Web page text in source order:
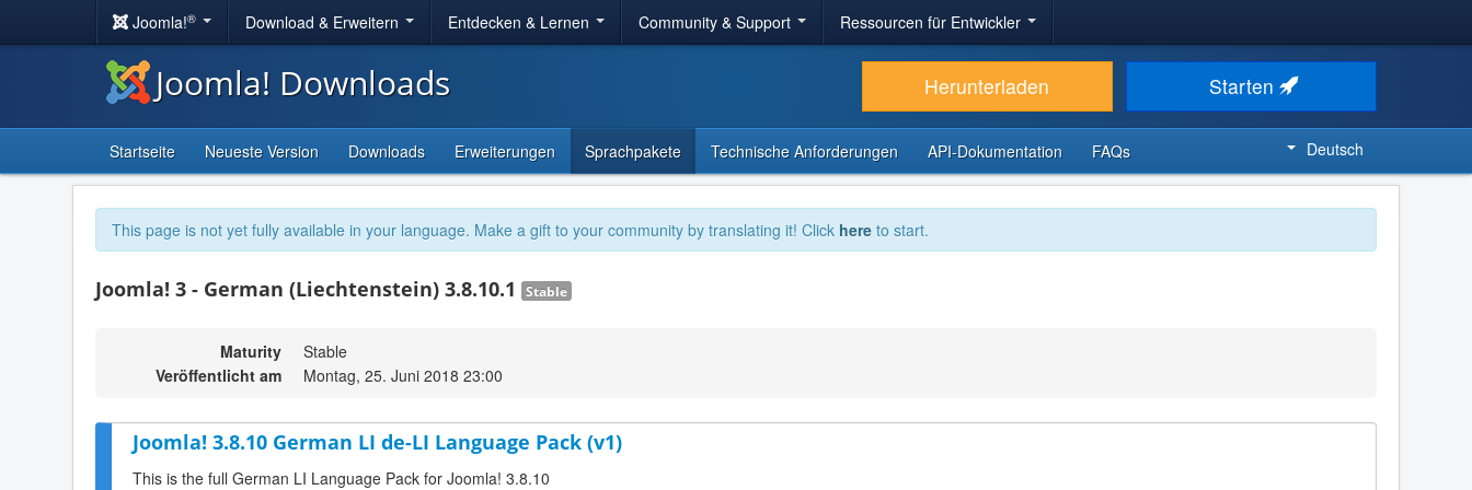
Joomla!® Download & Erweitern Entdecken & Lernen Community & Support Ressourcen für Entwickler
Joomla! Downloads Herunterladen Starten
Startseite Neueste Version Downloads Erweiterungen Sprachpakete Technische Anforderungen API-Dokumentation FAQs Deutsch
This page is not yet fully available in your language. Make a gift to your community by translating it! Click here to start.
Joomla! 3 - German (Liechtenstein) 3.8.10.1 Stable
Maturity
Stable
Veröffentlicht am
Montag, 25. Juni 2018 23:00
Joomla! 3.8.10 German LI de-LI Language Pack (v1)
This is the full German LI Language Pack for Joomla! 3.8.10